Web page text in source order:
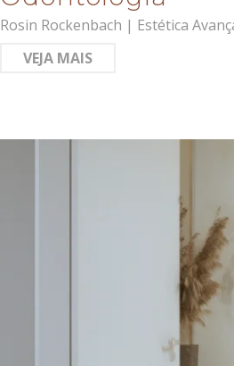
Rosin Rockenbach | Estética
VEJA MAIS